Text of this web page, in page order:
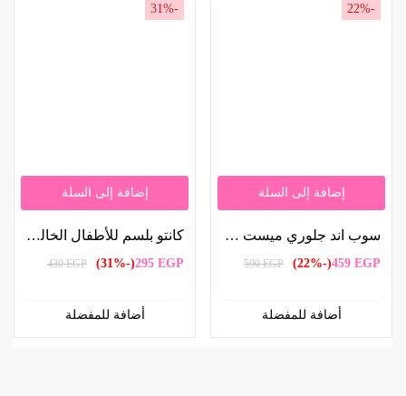
إضافة إلى السلة
-22%
سوب اند جلوري ميست للشعر هير برفيوم 70 مل | Soap & Glory Hair Perfume Mist 70ml
459 EGP
(-22%)
590EGP
أضافة للمفضلة
إضافة إلى السلة
-31%
كانتو بلسم للأطفال الخالي من الدموع للتغذية 227 مل | Cantu Tear-Free Conditioner for Kids Nourishing 227ml
295 EGP
(-31%)
430EGP
أضافة للمفضلة